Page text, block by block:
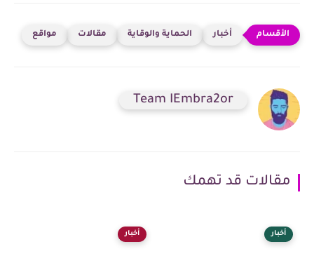
أخبار الحماية والوقاية مقالات مواقع
Team IEmbra2or
مقالات قد تهمك
أخبار أخبار